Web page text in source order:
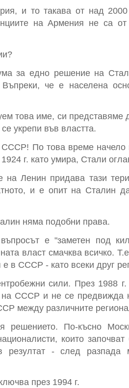
и то такава от над
на Армения не са
за едно решение на
че е населена
това име, си
укрепи във властта.
По това време начело
г. като умира, Стали
на Ленин придава тази
и е опит на Сталин
няма подобни права.
е "заметен под
власт смачква всичко.
в СССР - като всеки друг
сили. През 1988
СССР и не се предвижда
между различните
решението. По-късно
които
- след разпада
през 1994 г.